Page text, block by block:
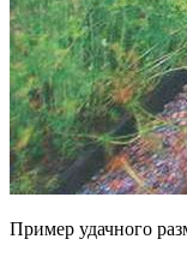
Пример удачного